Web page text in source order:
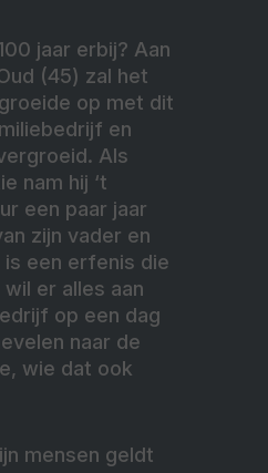
jaar erbij? Aan
(45) zal het
op met dit
en
Als
nam hij ‘t
een paar jaar
zijn vader en
een erfenis die
er alles aan
op een dag
naar de
wie dat ook
mensen geldt